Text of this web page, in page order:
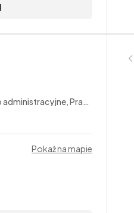
Prawo handlowe
Pokaż na mapie